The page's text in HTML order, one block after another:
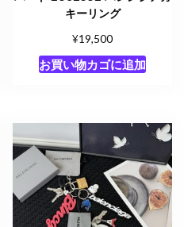
キーリング
¥19,500
お買い物カゴに追加